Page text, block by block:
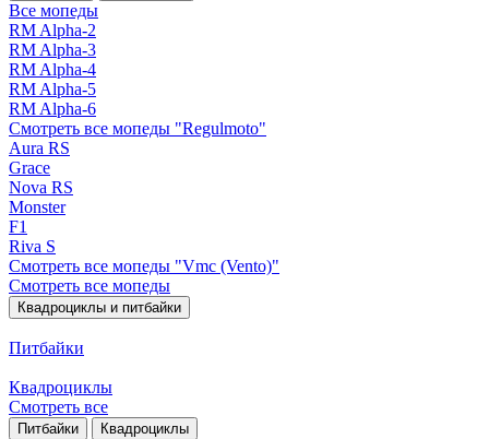
Все мопеды
RM Alpha-2
RM Alpha-3
RM Alpha-4
RM Alpha-5
RM Alpha-6
Смотреть все мопеды "Regulmoto"
Aura RS
Grace
Nova RS
Monster
F1
Riva S
Смотреть все мопеды "Vmc (Vento)"
Смотреть все мопеды
Квадроциклы и питбайки
Питбайки
Квадроциклы
Смотреть все
Питбайки Квадроциклы